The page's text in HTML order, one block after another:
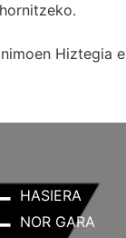
Hiztegia
HASIERA
NOR GARA